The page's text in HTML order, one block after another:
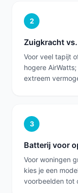
2
Zuigkracht
Voor veel tapijt
hogere
extreem
3
Batterij voor
Voor woningen
kies je een
voorbeelden tot